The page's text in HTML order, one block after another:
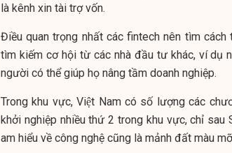
là kênh xin tài trợ vốn.
Điều quan trọng nhất các fintech nên tìm
tìm kiếm cơ hội từ các nhà đầu tư khác, ví dụ
người có thể giúp họ nâng tầm doanh nghiệp.
Trong khu vực, Việt Nam có số lượng các
khởi nghiệp nhiều thứ 2 trong khu vực, chỉ sau
am hiểu về công nghệ cũng là mảnh đất màu